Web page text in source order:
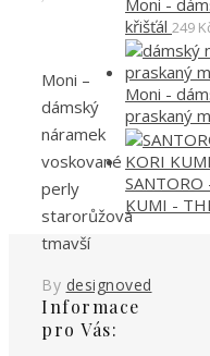
Moni –
dámský
náramek
voskované
perly
starorůžová
tmavší
By designoved
Moni -
křišťál 249
Moni -
praskaný
KUMI -
Informace
pro Vás: